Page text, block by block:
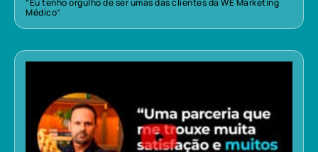
“Eu tenho orgulho de ser umas das clientes da WE Marketing
Médico”